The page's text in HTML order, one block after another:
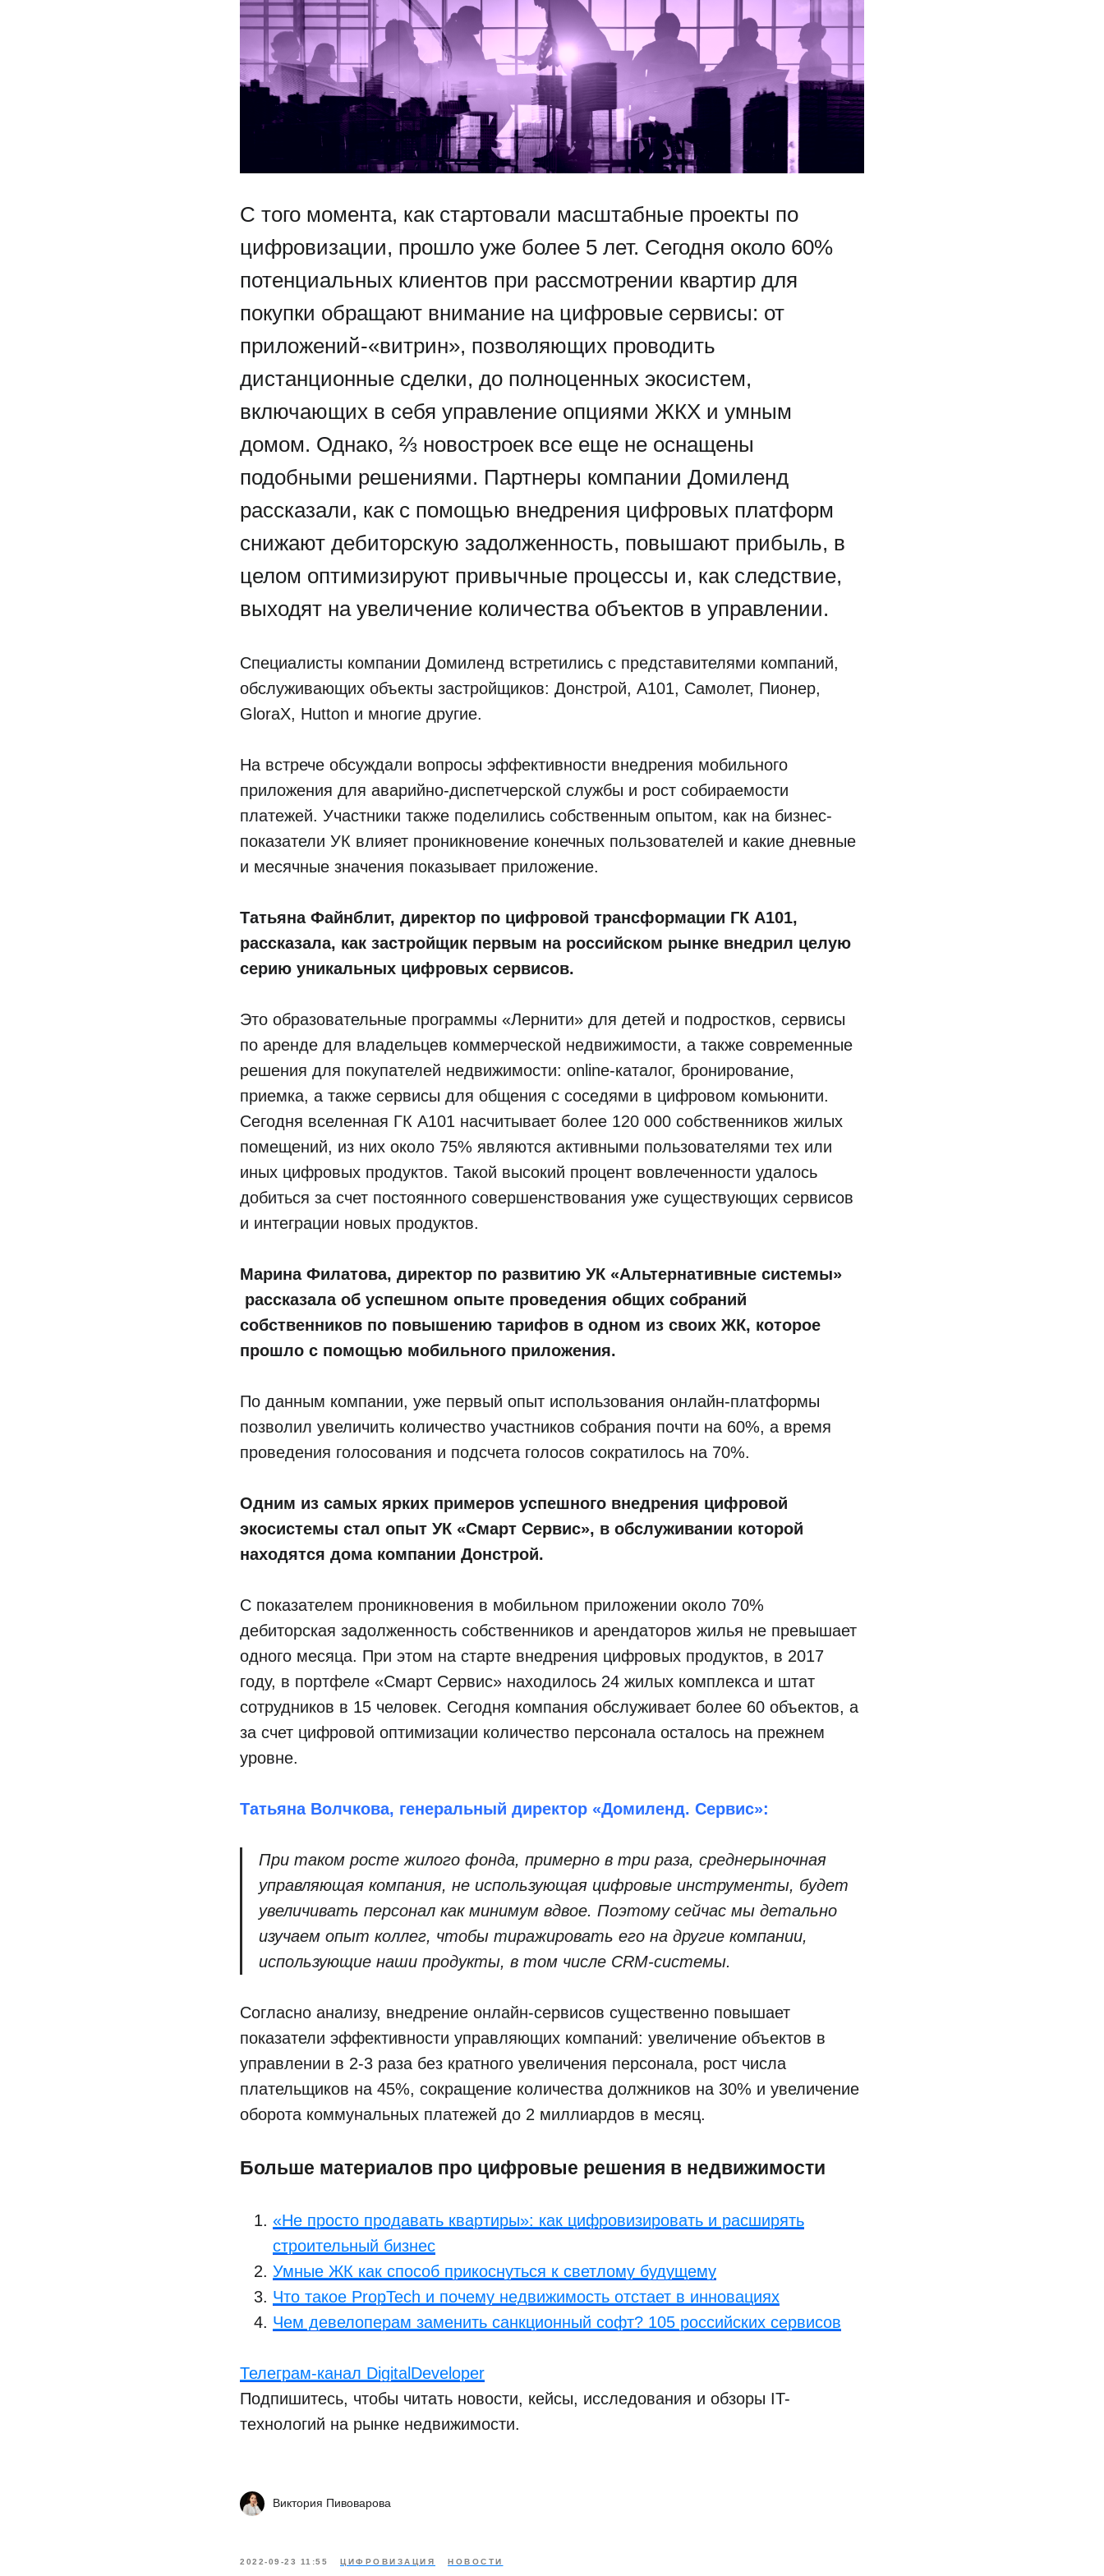
С того момента, как стартовали масштабные проекты по
цифровизации, прошло уже более 5 лет. Сегодня около 60%
потенциальных клиентов при рассмотрении квартир для
покупки обращают внимание на цифровые сервисы: от
приложений-«витрин», позволяющих проводить
дистанционные сделки, до полноценных экосистем,
включающих в себя управление опциями ЖКХ и умным
домом. Однако, ⅔ новостроек все еще не оснащены
подобными решениями. Партнеры компании Домиленд
рассказали, как с помощью внедрения цифровых платформ
снижают дебиторскую задолженность, повышают прибыль, в
целом оптимизируют привычные процессы и, как следствие,
выходят на увеличение количества объектов в управлении.
Специалисты компании Домиленд встретились с представителями компаний,
обслуживающих объекты застройщиков: Донстрой, А101, Самолет, Пионер,
GloraX, Hutton и многие другие.
На встрече обсуждали вопросы эффективности внедрения мобильного
приложения для аварийно-диспетчерской службы и рост собираемости
платежей. Участники также поделились собственным опытом, как на бизнес-
показатели УК влияет проникновение конечных пользователей и какие дневные
и месячные значения показывает приложение.
Татьяна Файнблит, директор по цифровой трансформации ГК А101,
рассказала, как застройщик первым на российском рынке внедрил целую
серию уникальных цифровых сервисов.
Это образовательные программы «Лернити» для детей и подростков, сервисы
по аренде для владельцев коммерческой недвижимости, а также современные
решения для покупателей недвижимости: online-каталог, бронирование,
приемка, а также сервисы для общения с соседями в цифровом комьюнити.
Сегодня вселенная ГК А101 насчитывает более 120 000 собственников жилых
помещений, из них около 75% являются активными пользователями тех или
иных цифровых продуктов. Такой высокий процент вовлеченности удалось
добиться за счет постоянного совершенствования уже существующих сервисов
и интеграции новых продуктов.
Марина Филатова, директор по развитию УК «Альтернативные системы»
рассказала об успешном опыте проведения общих собраний
собственников по повышению тарифов в одном из своих ЖК, которое
прошло с помощью мобильного приложения.
По данным компании, уже первый опыт использования онлайн-платформы
позволил увеличить количество участников собрания почти на 60%, а время
проведения голосования и подсчета голосов сократилось на 70%.
Одним из самых ярких примеров успешного внедрения цифровой
экосистемы стал опыт УК «Смарт Сервис», в обслуживании которой
находятся дома компании Донстрой.
С показателем проникновения в мобильном приложении около 70%
дебиторская задолженность собственников и арендаторов жилья не превышает
одного месяца. При этом на старте внедрения цифровых продуктов, в 2017
году, в портфеле «Смарт Сервис» находилось 24 жилых комплекса и штат
сотрудников в 15 человек. Сегодня компания обслуживает более 60 объектов, а
за счет цифровой оптимизации количество персонала осталось на прежнем
уровне.
Татьяна Волчкова, генеральный директор «Домиленд. Сервис»:
При таком росте жилого фонда, примерно в три раза, среднерыночная
управляющая компания, не использующая цифровые инструменты, будет
увеличивать персонал как минимум вдвое. Поэтому сейчас мы детально
изучаем опыт коллег, чтобы тиражировать его на другие компании,
использующие наши продукты, в том числе CRM-системы.
Согласно анализу, внедрение онлайн-сервисов существенно повышает
показатели эффективности управляющих компаний: увеличение объектов в
управлении в 2-3 раза без кратного увеличения персонала, рост числа
плательщиков на 45%, сокращение количества должников на 30% и увеличение
оборота коммунальных платежей до 2 миллиардов в месяц.
Больше материалов про цифровые решения в недвижимости
«Не просто продавать квартиры»: как цифровизировать и расширять
строительный бизнес
Умные ЖК как способ прикоснуться к светлому будущему
Что такое PropTech и почему недвижимость отстает в инновациях
Чем девелоперам заменить санкционный софт? 105 российских сервисов
Телеграм-канал DigitalDeveloper
Подпишитесь, чтобы читать новости, кейсы, исследования и обзоры IT-
технологий на рынке недвижимости.
Виктория Пивоварова
2022-09-23 11:55 ЦИФРОВИЗАЦИЯ НОВОСТИ